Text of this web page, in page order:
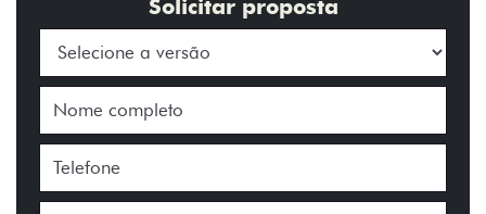
Solicitar proposta